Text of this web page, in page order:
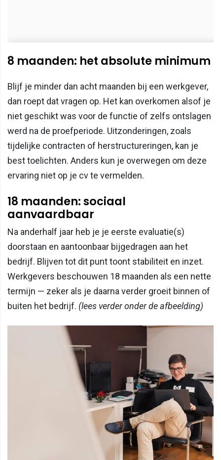
8 maanden: het absolute minimum
Blijf je minder dan acht maanden bij een werkgever,
dan roept dat vragen op. Het kan overkomen alsof je
niet geschikt was voor de functie of zelfs ontslagen
werd na de proefperiode. Uitzonderingen, zoals
tijdelijke contracten of herstructureringen, kan je
best toelichten. Anders kun je overwegen om deze
ervaring niet op je cv te vermelden.
18 maanden: sociaal
aanvaardbaar
Na anderhalf jaar heb je je eerste evaluatie(s)
doorstaan en aantoonbaar bijgedragen aan het
bedrijf. Blijven tot dit punt toont stabiliteit en inzet.
Werkgevers beschouwen 18 maanden als een nette
termijn — zeker als je daarna verder groeit binnen of
buiten het bedrijf. (lees verder onder de afbeelding)